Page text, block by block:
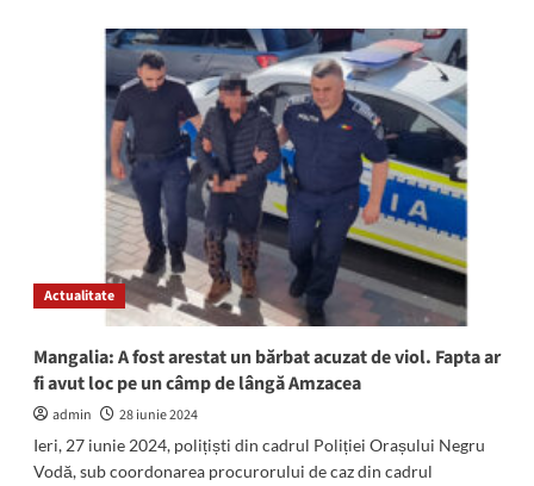
O
nouă
TRAGEDIE
lovește
Baroul
Constanța.
A
trecut
în
neființă
avocata
Amelia
Mărgelatu
Actualitate
Mangalia: A fost arestat un bărbat acuzat de viol. Fapta ar
fi avut loc pe un câmp de lângă Amzacea
admin
28 iunie 2024
Ieri, 27 iunie 2024, polițiști din cadrul Poliției Orașului Negru
Vodă, sub coordonarea procurorului de caz din cadrul